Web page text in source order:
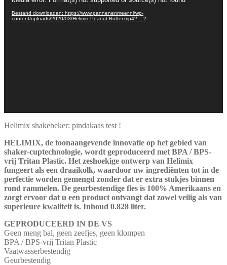
Bestand downloaden: https://www.pannenenmeer.nl/wp-
content/uploads/2020/03/Helimix-Peanut-Butter.mp4?_=2
Helimix shakebeker: pindakaas test !
HELIMIX, de toonaangevende innovatie op het gebied van
shaker-cuptechnologie, wordt geproduceerd met BPA / BPS-
vrij Tritan Plastic. Het zeshoekige ontwerp van Helimix
fungeert als een draaikolk, waardoor uw ingrediënten tot in de
perfectie worden gemengd zonder dat er extra stukjes binnen
rond rammelen. De geurbestendige fles is 100% Amerikaans en
zorgt ervoor dat u een product ontvangt dat zowel veilig als van
superieure kwaliteit is. Inhoud 0.828 liter.
GEPRODUCEERD IN DE VS
Geen meng bal, geen zeefjes, geen klompen
BPA / BPS-vrij Tritan Plastic
Vaatwasserbestendig
Geurbestendig